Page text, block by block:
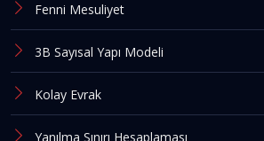
Fenni Mesuliyet
3B Sayısal Yapı Modeli
Kolay Evrak
Yanılma Sınırı Hesaplaması